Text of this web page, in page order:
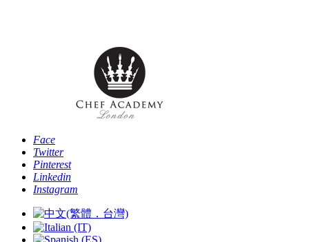
Face
Twitter
Pinterest
Linkedin
Instagram